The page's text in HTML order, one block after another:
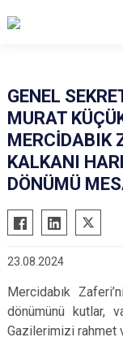
GENEL
MURAT
MERCİDABIK
KALKANI
DÖNÜMÜ
23.08.2024
Mercidabık
dönümünü kutlar,
Gazilerimizi rahmet